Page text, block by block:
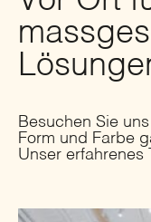
Besuchen Sie
Form und Farbe
Unser erfahrenes